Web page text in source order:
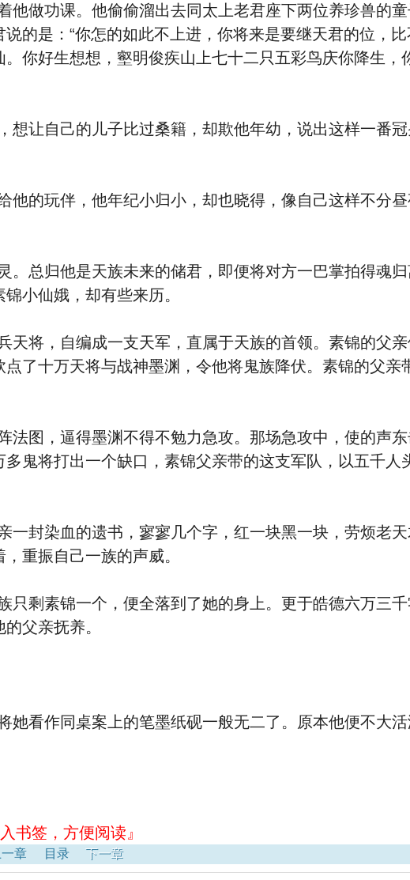
功课。他偷偷溜出去同太上老君座下两位养珍兽的童
的是：“你怎的如此不上进，你将来是要继天君的位，
你好生想想，壑明俊疾山上七十二只五彩鸟庆你降生，
自己的儿子比过桑籍，却欺他年幼，说出这样一番冠
玩伴，他年纪小归小，却也晓得，像自己这样不分昼
归他是天族未来的储君，即便将对方一巴掌拍得魂归
小仙娥，却有些来历。
，自编成一支天军，直属于天族的首领。素锦的父亲
了十万天将与战神墨渊，令他将鬼族降伏。素锦的父亲
，逼得墨渊不得不勉力急攻。那场急攻中，使的声东
鬼将打出一个缺口，素锦父亲带的这支军队，以五千人
染血的遗书，寥寥几个字，红一块黑一块，劳烦老天
重振自己一族的声威。
素锦一个，便全落到了她的身上。更于皓德六万三千
父亲抚养。
作同桌案上的笔墨纸砚一般无二了。原本他便不大活
入书签，方便阅读』
一章 目录 下一章